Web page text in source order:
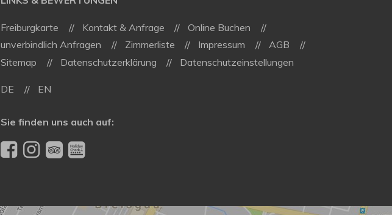
Freiburgkarte Kontakt & Anfrage
Online Buchen
unverbindlich Anfragen
Zimmerliste Impressum
AGB
Sitemap
Datenschutzerklärung Datenschutzeinstellungen
DE EN
Sie finden uns auch auf: